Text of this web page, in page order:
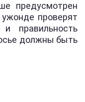
предусмотрен
проверят
правильность
должны быть